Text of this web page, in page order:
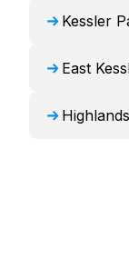
Kessler
East